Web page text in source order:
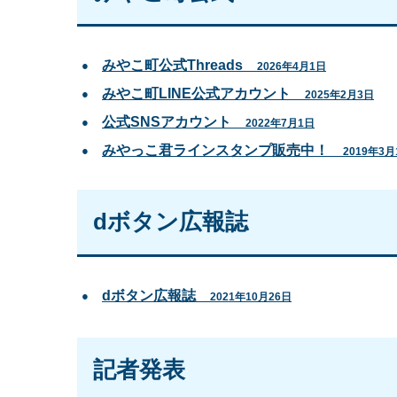
みやこ町公式Threads 2026年4月1日
みやこ町LINE公式アカウント 2025年2月3日
公式SNSアカウント 2022年7月1日
みやっこ君ラインスタンプ販売中！ 2019年3月
dボタン広報誌
dボタン広報誌 2021年10月26日
記者発表